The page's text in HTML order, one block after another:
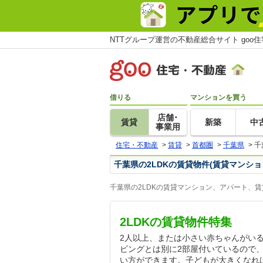
NTTグループ運営の不動産総合サイト goo
借りる
賃貸
店舗･
事業用
マンションを買う
新築 中
住宅・不動産 > 賃貸 > 首都圏 > 千葉県 > 千
千葉県の2LDKの賃貸物件(賃貸マンシ
千葉県の2LDKの賃貸マンション、アパート、
2LDKの賃貸物件特集
2人以上、または小さい赤ちゃんがい
ビングとは別に2部屋付いているので
い方ができます。子どもが大きくな